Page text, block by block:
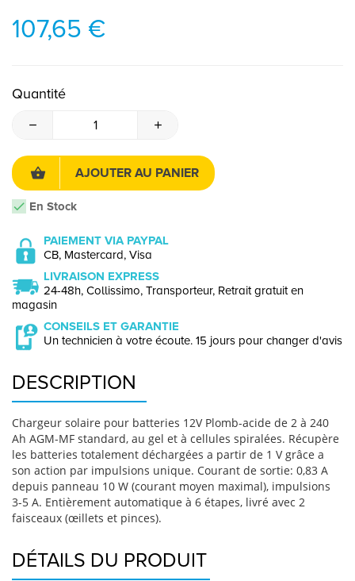
107,65 €
Quantité
AJOUTER AU PANIER
En Stock
PAIEMENT VIA PAYPAL
CB, Mastercard, Visa
LIVRAISON EXPRESS
24-48h, Collissimo, Transporteur, Retrait gratuit en
magasin
CONSEILS ET GARANTIE
Un technicien à votre écoute. 15 jours pour changer d'avis
DESCRIPTION
Chargeur solaire pour batteries 12V Plomb-acide de 2 à 240
Ah AGM-MF standard, au gel et à cellules spiralées. Récupère
les batteries totalement déchargées a partir de 1 V grâce a
son action par impulsions unique. Courant de sortie: 0,83 A
depuis panneau 10 W (courant moyen maximal), impulsions
3-5 A. Entièrement automatique à 6 étapes, livré avec 2
faisceaux (œillets et pinces).
DÉTAILS DU PRODUIT